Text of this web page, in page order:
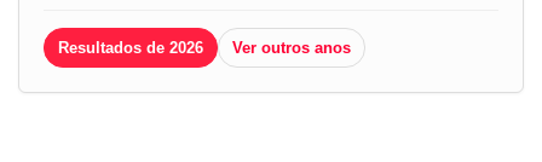
Resultados de 2026 Ver outros anos